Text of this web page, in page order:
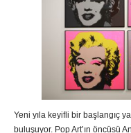
Yeni yıla keyifli bir başlangıç
buluşuyor. Pop Art’ın öncüsü